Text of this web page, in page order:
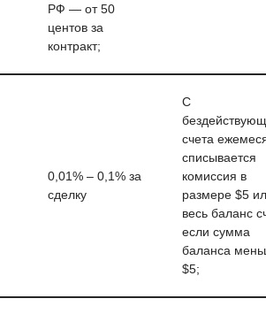
РФ — от 50
центов за
контракт;
0,01% – 0,1% за
сделку
С
счета
списывается
комиссия в
размере $5
весь баланс
если сумма
баланса
$5;